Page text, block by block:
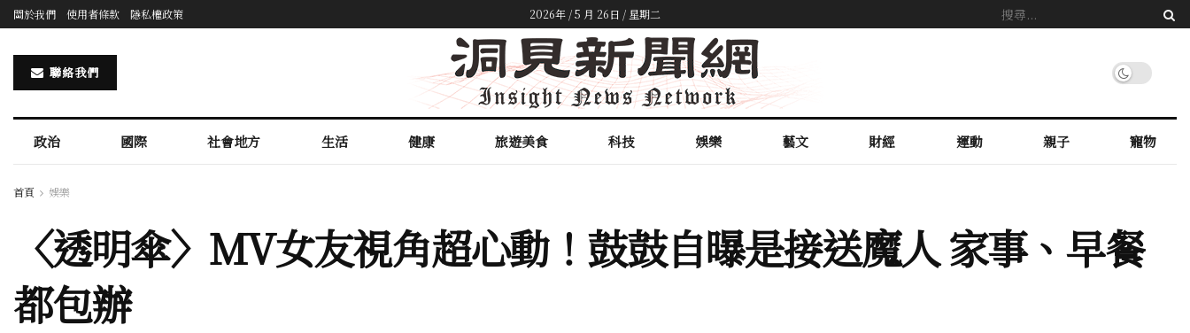
關於我們 使用者條款 隱私權政策 2026年 / 5 月 26日 / 星期二
聯絡我們
政治 國際 社會地方 生活 健康 旅遊美食 科技 娛樂 藝文 財經 運動 親子 寵物
首頁 娛樂
〈透明傘〉MV女友視角超心動！鼓鼓自曝是接送魔人 家事、早餐
都包辦